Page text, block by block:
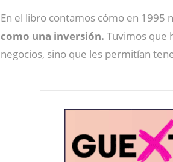
En el libro contamos cómo en 1995
como una inversión. Tuvimos que
negocios, sino que les permitían